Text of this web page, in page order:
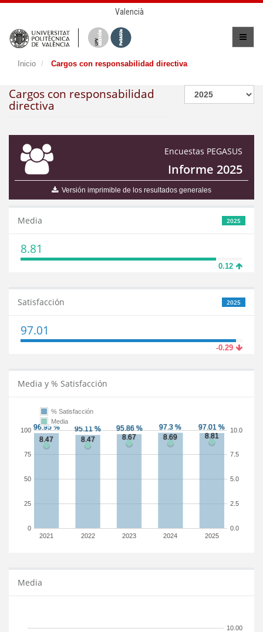
Valencià
Inicio Cargos con responsabilidad directiva
Cargos con responsabilidad
directiva
Encuestas PEGASUS
Informe 2025
Versión imprimible de los resultados generales
2025
Media
8.81
0.12
2025
Satisfacción
97.01
-0.29
Media y % Satisfacción
2021 2022 2023 2024 2025
0
25
50
75
100
0.0
2.5
5.0
7.5
10.0
% Satisfacción
Media
Media
10.00